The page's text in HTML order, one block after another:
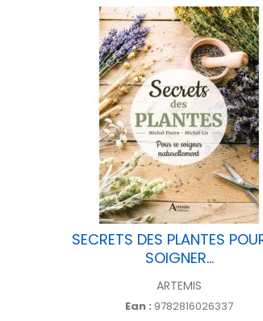
SECRETS DES PLANTES
SOIGNER...
ARTEMIS
Ean : 9782816026337